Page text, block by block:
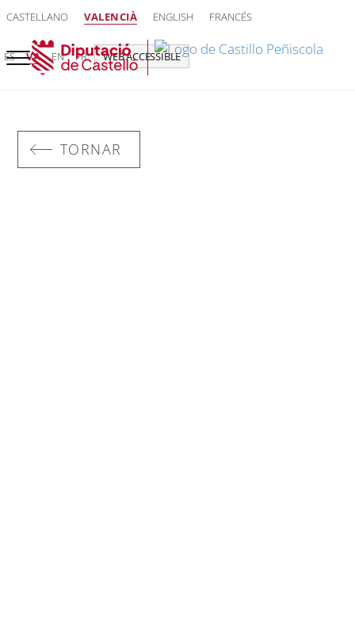
CASTELLANO VALENCIÀ ENGLISH FRANCÉS
ES VA EN FR WEB ACCESSIBLE
TORNAR